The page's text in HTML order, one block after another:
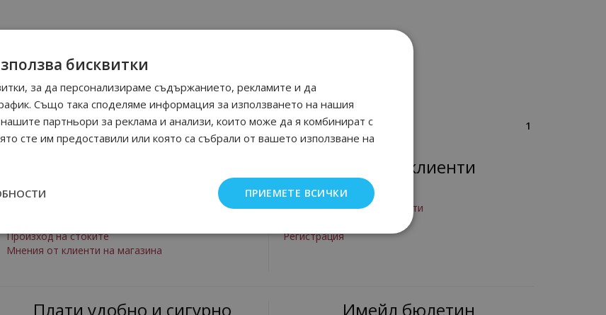
1
Произход на стоките
Мнения от клиенти на магазина
Лоялни клиенти
Програма за лоялни клиенти
Регистрация
Плати удобно и сигурно Имейл бюлетин
бисквитки
за да персонализираме съдържанието, рекламите и да
Също така споделяме информация за използването на нашия
партньори за реклама и анализи, които може да я комбинират с
сте им предоставили или която са събрали от вашето използване на
ПРИЕМЕТЕ ВСИЧКИ